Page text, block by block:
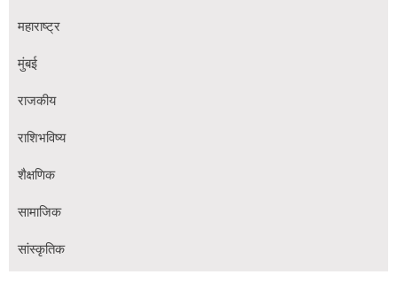
महाराष्ट्र
मुंबई
राजकीय
राशिभविष्य
शैक्षणिक
सामाजिक
सांस्कृतिक